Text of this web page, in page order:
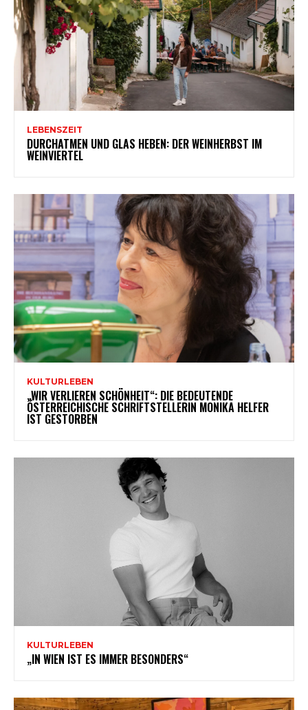
LEBENSZEIT
DURCHATMEN UND GLAS HEBEN: DER WEINHERBST IM
WEINVIERTEL
KULTURLEBEN
„WIR VERLIEREN SCHÖNHEIT“: DIE BEDEUTENDE
ÖSTERREICHISCHE SCHRIFTSTELLERIN MONIKA HELFER
IST GESTORBEN
KULTURLEBEN
„IN WIEN IST ES IMMER BESONDERS“